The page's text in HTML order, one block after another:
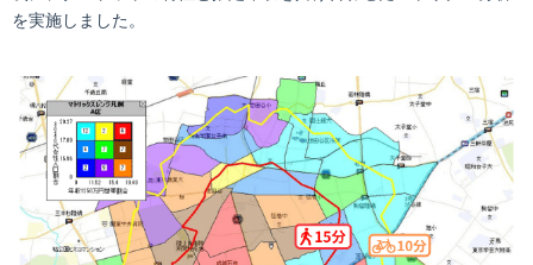
を実施しました。